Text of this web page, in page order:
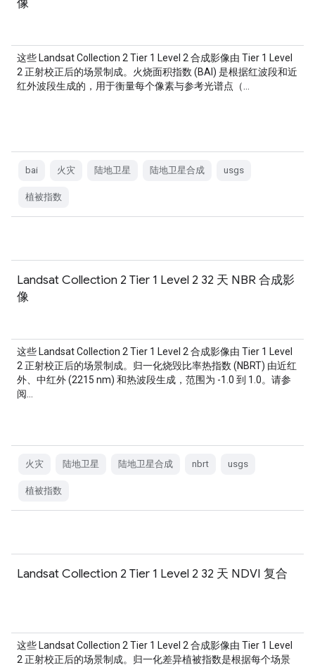
这些 Landsat Collection 2 Tier 1 Level 2 合成影像由 Tier 1 Level
2 正射校正后的场景制成。火烧面积指数 (BAI) 是根据红波段和近
红外波段生成的，用于衡量每个像素与参考光谱点（…
bai 火灾 陆地卫星 陆地卫星合成 usgs
植被指数
Landsat Collection 2 Tier 1 Level 2 32 天 NBR 合成影
像
这些 Landsat Collection 2 Tier 1 Level 2 合成影像由 Tier 1 Level
2 正射校正后的场景制成。归一化烧毁比率热指数 (NBRT) 由近红
外、中红外 (2215 nm) 和热波段生成，范围为 -1.0 到 1.0。请参
阅…
火灾 陆地卫星 陆地卫星合成 nbrt usgs
植被指数
Landsat Collection 2 Tier 1 Level 2 32 天 NDVI 复合
这些 Landsat Collection 2 Tier 1 Level 2 合成影像由 Tier 1 Level
2 正射校正后的场景制成。归一化差异植被指数是根据每个场景